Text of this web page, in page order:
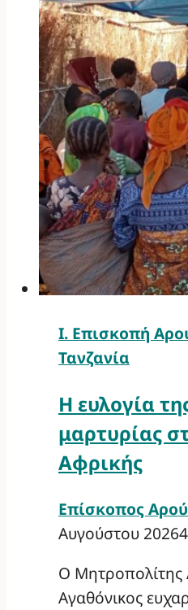
Ι. Επισκοπή
Τανζανία
Η ευλογία
μαρτυρίας
Αφρικής
Επίσκοπος
Αυγούστου 2026
Ο Μητροπολίτης
Αγαθόνικος